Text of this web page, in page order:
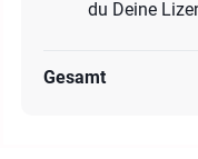
du Deine
Gesamt